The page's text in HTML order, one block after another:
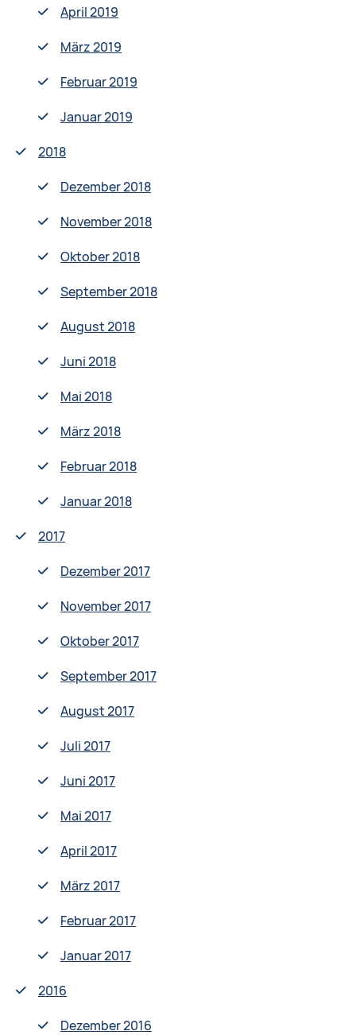
April 2019
März 2019
Februar 2019
Januar 2019
2018
Dezember 2018
November 2018
Oktober 2018
September 2018
August 2018
Juni 2018
Mai 2018
März 2018
Februar 2018
Januar 2018
2017
Dezember 2017
November 2017
Oktober 2017
September 2017
August 2017
Juli 2017
Juni 2017
Mai 2017
April 2017
März 2017
Februar 2017
Januar 2017
2016
Dezember 2016